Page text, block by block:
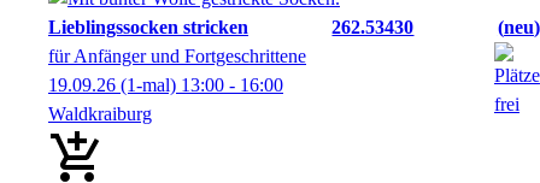
Lieblingssocken stricken 262.53430
neu
für Anfänger und Fortgeschrittene
19.09.26 (1-mal) 13:00 - 16:00
Waldkraiburg